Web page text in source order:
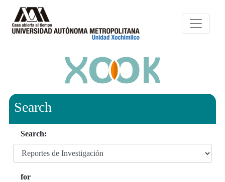
Search
Search:
for